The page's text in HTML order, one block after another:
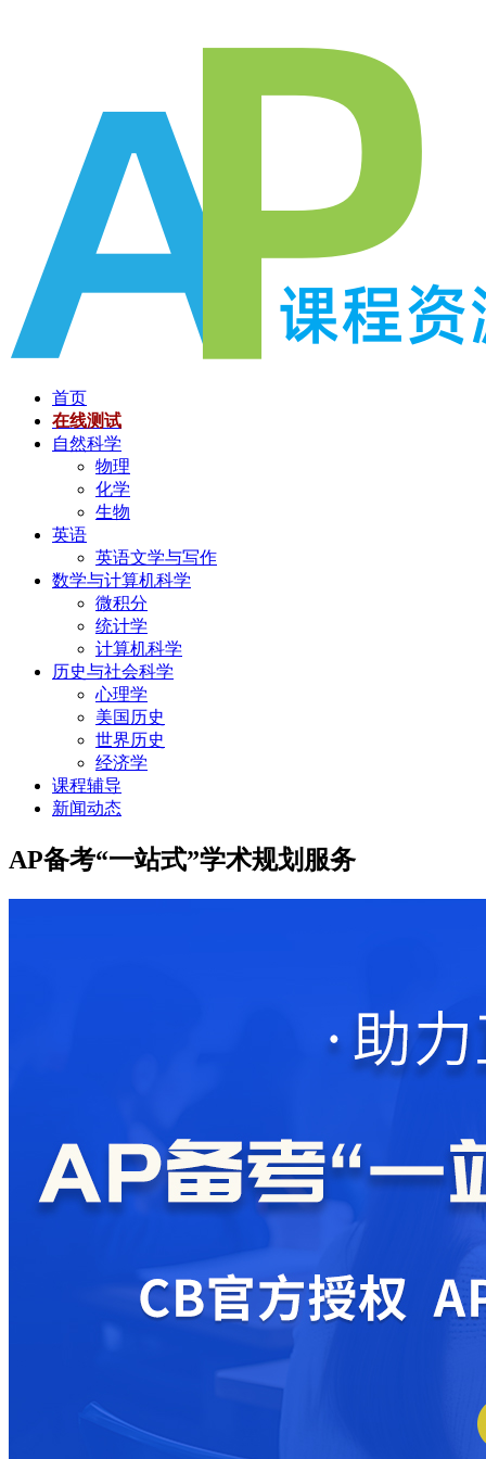
首页
在线测试
自然科学
物理
化学
生物
英语
英语文学与写作
数学与计算机科学
微积分
统计学
计算机科学
历史与社会科学
心理学
美国历史
世界历史
经济学
课程辅导
新闻动态
AP备考“一站式”学术规划服务